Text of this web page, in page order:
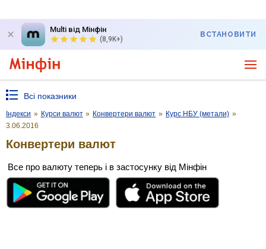
Multi від Мінфін
(8,9K+)
ВСТАНОВИТИ
Всі показники
Індекси » Курси валют » Конвертери валют » Курс НБУ (метали) »
3.06.2016
Конвертери валют
Все про валюту теперь і в застосунку від Мінфін